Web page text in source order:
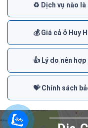
♻️ Dịch vụ nào là
💰 Giá cả ở Huy
👍 Lý do nên
💝 Chính sách